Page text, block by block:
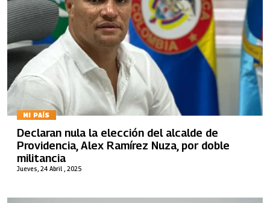
MI PAÍS
Jueves, 24 Abril , 2025
Declaran nula la elección del alcalde de
Providencia, Alex Ramírez Nuza, por doble
militancia